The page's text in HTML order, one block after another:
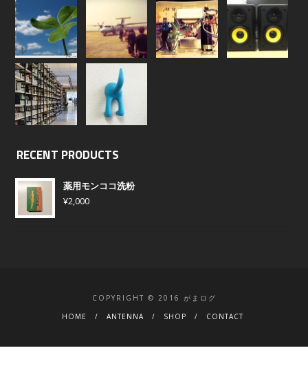
RECENT PRODUCTS
薬用モンココ洗粉
¥2,000
COPYRIGHT © 2016 がまログ
HOME
ANTENNA SHOP CONTACT